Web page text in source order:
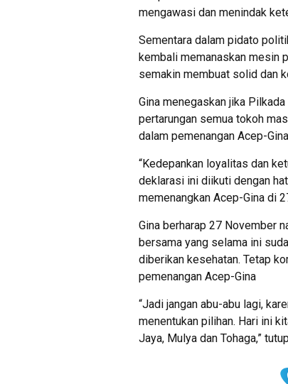
mengawasi dan menindak
Sementara dalam pidato
kembali memanaskan mesin
semakin membuat solid dan
Gina menegaskan jika
pertarungan semua tokoh
dalam pemenangan Acep-
“Kedepankan loyalitas dan
deklarasi ini diikuti dengan
memenangkan Acep-Gina di
Gina berharap 27 November
bersama yang selama ini
diberikan kesehatan. Tetap
pemenangan Acep-Gina
“Jadi jangan abu-abu lagi,
menentukan pilihan. Hari ini
Jaya, Mulya dan Tohaga,”